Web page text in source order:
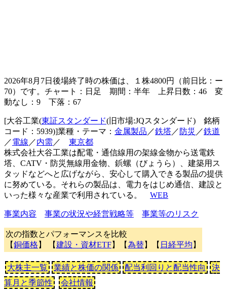
2026年8月7日後場終了時の株価は、１株4800円（前日比： ー
70）です。チャート：日足 期間：半年 上昇日数：46 変
動なし：9 下落：67
[大谷工業(東証スタンダード(旧市場:JQスタンダード) 銘柄
コード：5939)]業種・テーマ： 金属製品 ／鉄塔／ 防災 ／鉄道
／電線 ／内需／ 東京都
株式会社大谷工業は配電・通信線用の架線金物から送電鉄
塔、CATV・防災無線用金物、鋲螺（びょうら）、建築用ス
タッドなどへと広げながら、安心して購入できる製品の提供
に努めている。それらの製品は、電力をはじめ通信、建設と
いった様々な産業で利用されている。 WEB
事業内容 事業の状況や経営戦略等 事業等のリスク
次の指数とパフォーマンスを比較
【銅価格 】 【建設・資材ETF】【為替】【 日経平均 】
大株主一覧 業績と株価の関係 配当利回りと配当性向
決
算月と季節性
会社情報